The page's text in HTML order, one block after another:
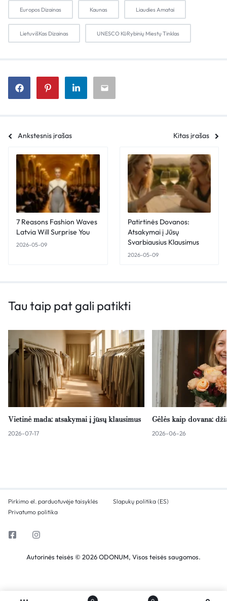
Europos Dizainas Kaunas Liaudies Amatai
LietuvišKas Dizainas UNESCO KūRybinių Miestų Tinklas
Ankstesnis įrašas Kitas įrašas
7 Reasons Fashion Waves
Latvia Will Surprise You
2026-05-09
Patirtinės Dovanos:
Atsakymai į Jūsų
Svarbiausius Klausimus
2026-05-09
Tau taip pat gali patikti
Vietinė mada: atsakymai į jūsų klausimus
2026-07-17
Gėlės kaip dovana:
2026-06-26
Pirkimo el. parduotuvėje taisyklės
Slapukų politika (ES)
Privatumo politika
Autorinės teisės © 2026 ODONUM, Visos teisės saugomos.